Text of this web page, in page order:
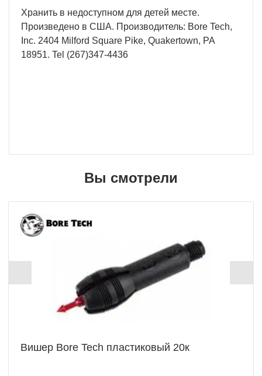
Хранить в недоступном для детей месте.
Произведено в США. Производитель: Bore Tech,
Inc. 2404 Milford Square Pike, Quakertown, PA
18951. Tel (267)347-4436
Вы смотрели
+ 139 Б
Вишер Bore Tech пластиковый 20к